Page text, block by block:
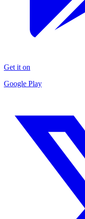
Get it on
Google Play